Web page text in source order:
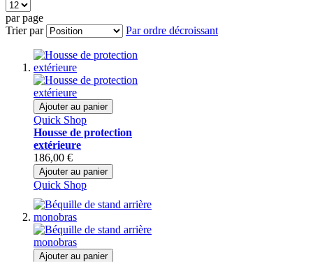
par page
Trier par
Par ordre décroissant
Ajouter au panier
Quick Shop
Housse de protection
extérieure
186,00 €
Ajouter au panier
Quick Shop
Ajouter au panier